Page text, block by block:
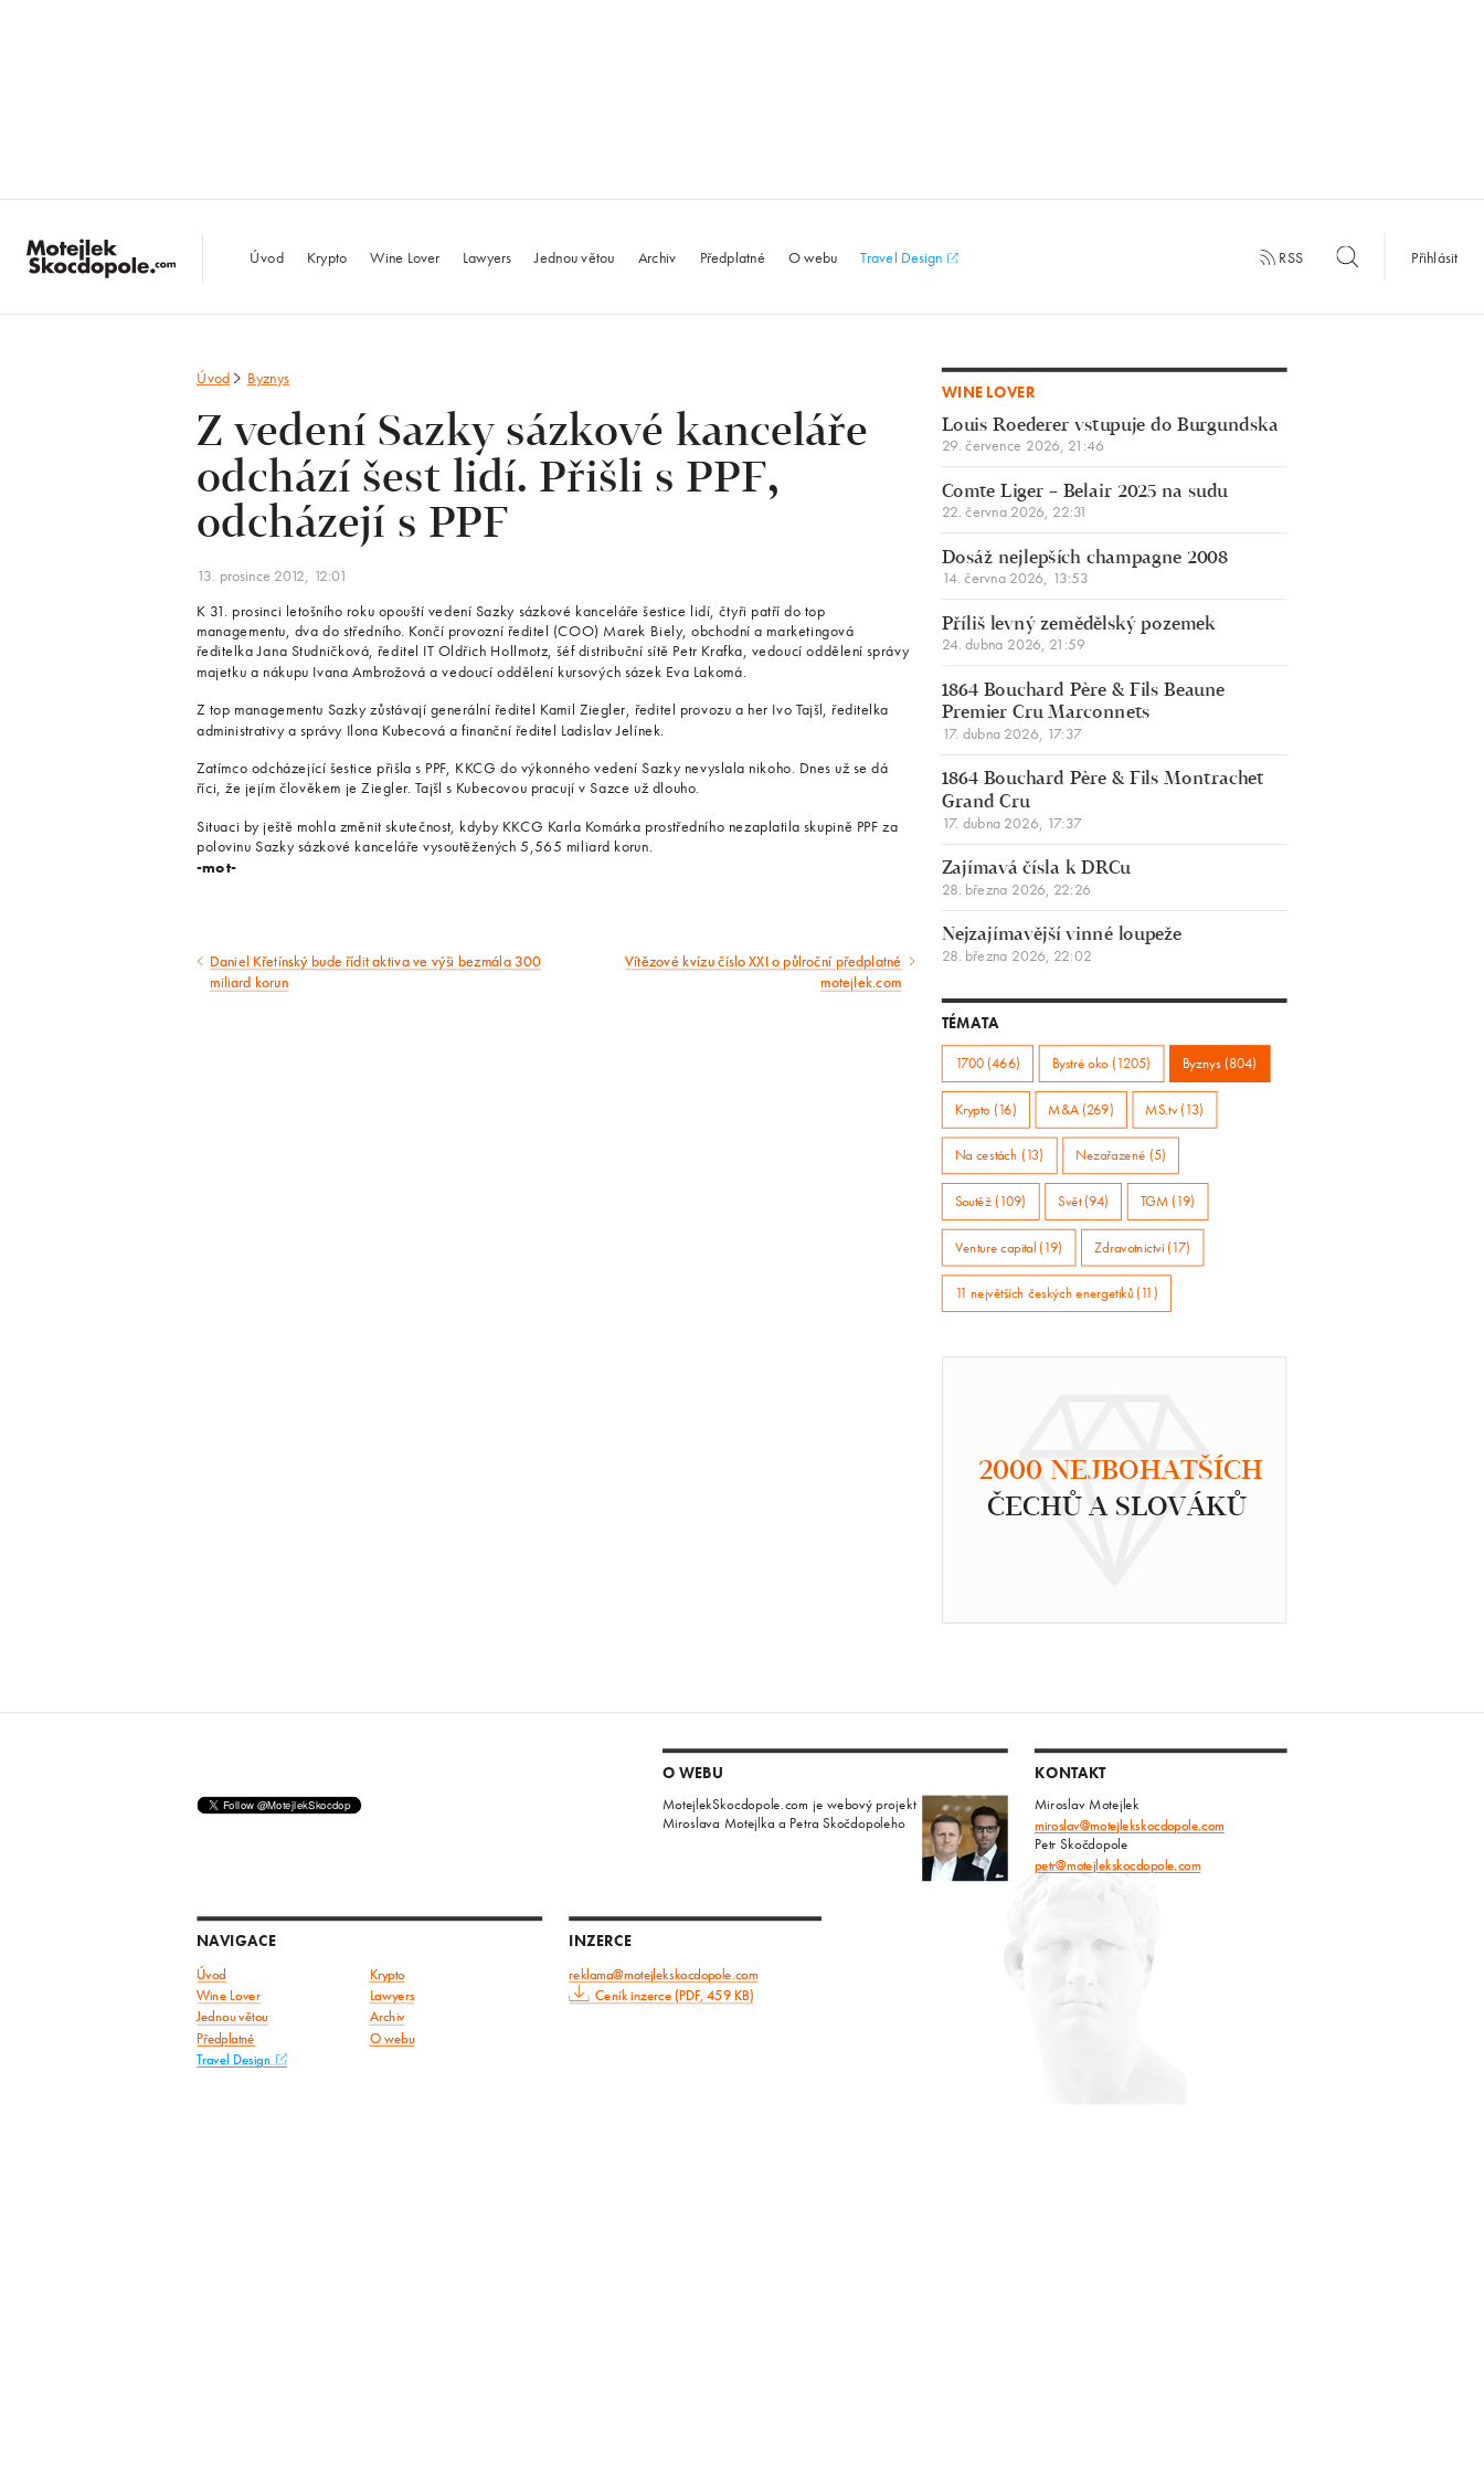
MotejlekSkocdopole.com
Úvod Krypto Wine Lover Lawyers Jednou větou Archiv Předplatné O webu Travel Design RSS Přihlásit
Úvod Byznys
Z vedení Sazky sázkové kanceláře
odchází šest lidí. Přišli s PPF,
odcházejí s PPF
13. prosince 2012, 12:01
K 31. prosinci letošního roku opouští vedení Sazky sázkové kanceláře šestice lidí, čtyři patří do top
managementu, dva do středního. Končí provozní ředitel (COO) Marek Biely, obchodní a marketingová
ředitelka Jana Studničková, ředitel IT Oldřich Hollmotz, šéf distribuční sítě Petr Krafka, vedoucí oddělení správy
majetku a nákupu Ivana Ambrožová a vedoucí oddělení kursových sázek Eva Lakomá.
Z top managementu Sazky zůstávají generální ředitel Kamil Ziegler, ředitel provozu a her Ivo Tajšl, ředitelka
administrativy a správy Ilona Kubecová a finanční ředitel Ladislav Jelínek.
Zatímco odcházející šestice přišla s PPF, KKCG do výkonného vedení Sazky nevyslala nikoho. Dnes už se dá
říci, že jejím člověkem je Ziegler. Tajšl s Kubecovou pracují v Sazce už dlouho.
Situaci by ještě mohla změnit skutečnost, kdyby KKCG Karla Komárka prostředního nezaplatila skupině PPF za
polovinu Sazky sázkové kanceláře vysoutěžených 5,565 miliard korun.
-mot-
Předcházející
Daniel Křetínský bude řídit aktiva ve výši bezmála 300
miliard korun
Následující
Vítězové kvízu číslo XXI o půlroční předplatné
motejlek.com
WINE LOVER
Louis Roederer vstupuje do Burgundska
29. července 2026, 21:46
Comte Liger – Belair 2025 na sudu
22. června 2026, 22:31
Dosáž nejlepších champagne 2008
14. června 2026, 13:53
Příliš levný zemědělský pozemek
24. dubna 2026, 21:59
1864 Bouchard Père & Fils Beaune
Premier Cru Marconnets
17. dubna 2026, 17:37
1864 Bouchard Père & Fils Montrachet
Grand Cru
17. dubna 2026, 17:37
Zajímavá čísla k DRCu
28. března 2026, 22:26
Nejzajímavější vinné loupeže
28. března 2026, 22:02
TÉMATA
1700 (466) Bystré oko (1205) Byznys (804)
Krypto (16) M&A (269) MS.tv (13)
Na cestách (13) Nezařazené (5)
Soutěž (109) Svět (94) TGM (19)
Venture capital (19) Zdravotnictví (17)
11 největších českých energetiků (11)
2000 NEJBOHATŠÍCH
ČECHŮ A SLOVÁKŮ
O WEBU
MotejlekSkocdopole.com je webový projekt
Miroslava Motejlka a Petra Skočdopoleho
KONTAKT
Miroslav Motejlek
miroslav@motejlekskocdopole.com
Petr Skočdopole
petr@motejlekskocdopole.com
NAVIGACE
Úvod Krypto
Wine Lover
Lawyers
Jednou větou
Archiv
Předplatné O webu
Travel Design
INZERCE
reklama@motejlekskocdopole.com
Ceník inzerce (PDF, 459 KB)